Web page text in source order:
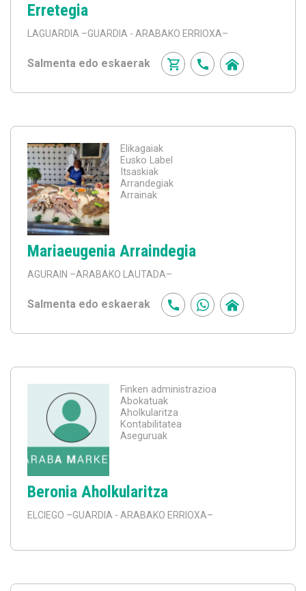
Erretegia
LAGUARDIA –GUARDIA - ARABAKO ERRIOXA–
Salmenta edo eskaerak
Elikagaiak
Eusko Label
Itsaskiak
Arrandegiak
Arrainak
Mariaeugenia Arraindegia
AGURAIN –ARABAKO LAUTADA–
Salmenta edo eskaerak
Finken administrazioa
Abokatuak
Aholkularitza
Kontabilitatea
Aseguruak
Beronia Aholkularitza
ELCIEGO –GUARDIA - ARABAKO ERRIOXA–